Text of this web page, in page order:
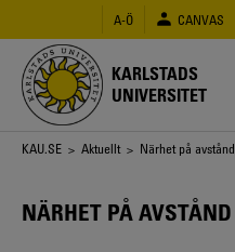
huvudinnehåll
A-Ö CANVAS
KARLSTADS
UNIVERSITET
Länkstig
KAU.SE > Aktuellt > Närhet på avstånd
NÄRHET PÅ AVSTÅND